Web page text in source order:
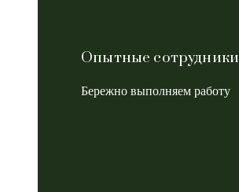
Опытные сотрудники
Бережно выполняем работу